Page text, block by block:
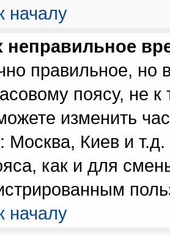
началу
правильное, но
поясу, не
изменить
Москва, Киев и
как и для
началу